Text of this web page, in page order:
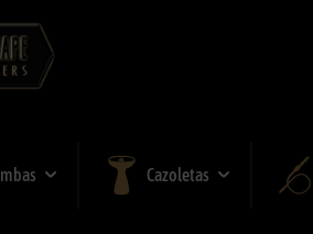
Cazoletas